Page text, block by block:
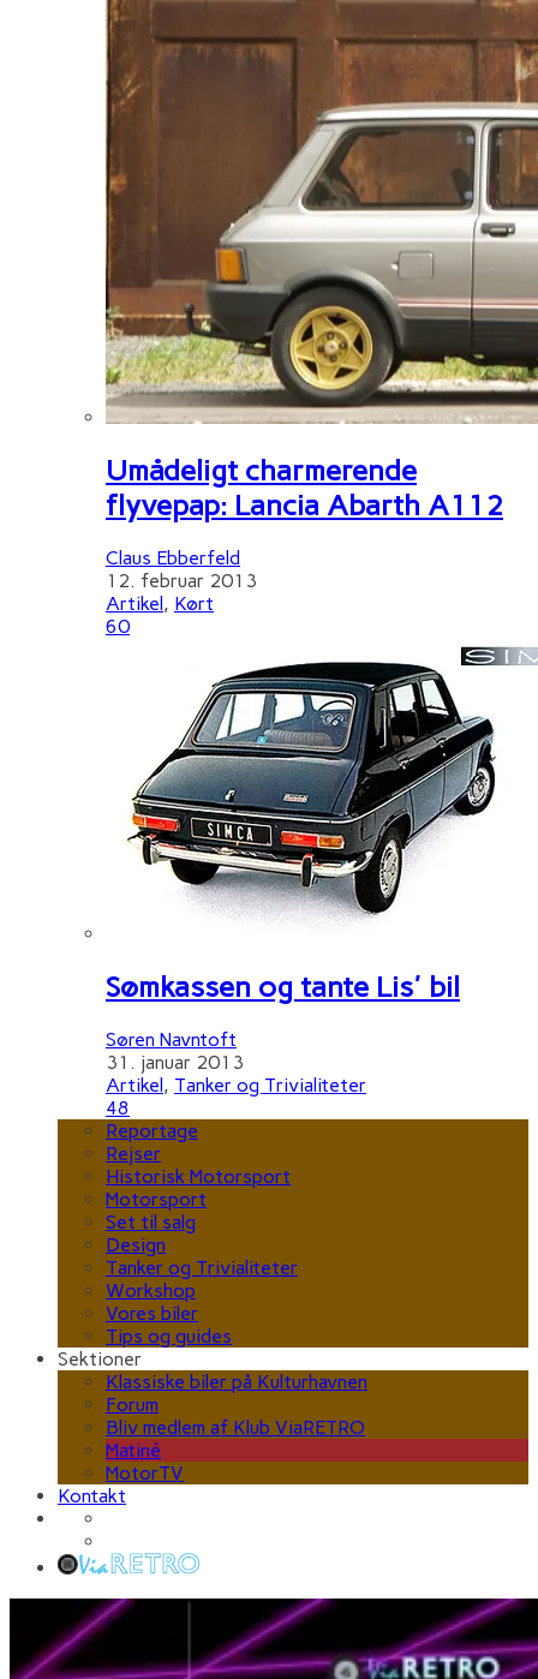
Umådeligt charmerende
flyvepap: Lancia Abarth A112
Claus Ebberfeld
12. februar 2013
Artikel, Kørt
60
Sømkassen og tante Lis' bil
Søren Navntoft
31. januar 2013
Artikel, Tanker og Trivialiteter
48
Reportage
Rejser
Historisk Motorsport
Motorsport
Set til salg
Design
Tanker og Trivialiteter
Workshop
Vores biler
Tips og guides
Sektioner
Klassiske biler på Kulturhavnen
Forum
Bliv medlem af Klub ViaRETRO
Matiné
MotorTV
Kontakt